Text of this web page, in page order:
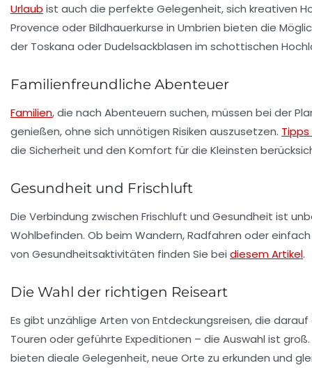
Urlaub ist auch die perfekte Gelegenheit, sich kreativen
Provence oder Bildhauerkurse in Umbrien bieten die
der Toskana oder Dudelsackblasen im schottischen
Familienfreundliche Abenteuer
Familien, die nach Abenteuern suchen, müssen bei der
genießen, ohne sich unnötigen Risiken auszusetzen.
die Sicherheit und den Komfort für die Kleinsten
Gesundheit und Frischluft
Die Verbindung zwischen Frischluft und Gesundheit ist
Wohlbefinden. Ob beim Wandern, Radfahren oder
von Gesundheitsaktivitäten finden Sie bei diesem Artikel.
Die Wahl der richtigen Reiseart
Es gibt unzählige Arten von Entdeckungsreisen, die
Touren oder geführte Expeditionen – die Auswahl ist
bieten dieale Gelegenheit, neue Orte zu erkunden und